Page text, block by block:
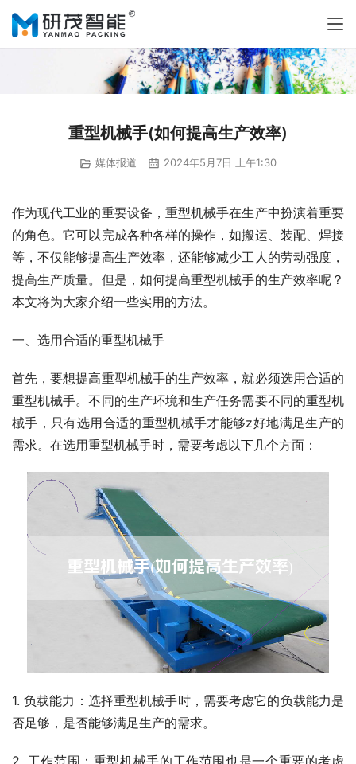
重型机械手(如何提高生产效率)
媒体报道 2024年5月7日 上午1:30
作为现代工业的重要设备，重型机械手在生产中扮演着重要
的角色。它可以完成各种各样的操作，如搬运、装配、焊接
等，不仅能够提高生产效率，还能够减少工人的劳动强度，
提高生产质量。但是，如何提高重型机械手的生产效率呢？
本文将为大家介绍一些实用的方法。
一、选用合适的重型机械手
首先，要想提高重型机械手的生产效率，就必须选用合适的
重型机械手。不同的生产环境和生产任务需要不同的重型机
械手，只有选用合适的重型机械手才能够z好地满足生产的
需求。在选用重型机械手时，需要考虑以下几个方面：
1. 负载能力：选择重型机械手时，需要考虑它的负载能力是
否足够，是否能够满足生产的需求。
2. 工作范围：重型机械手的工作范围也是一个重要的考虑